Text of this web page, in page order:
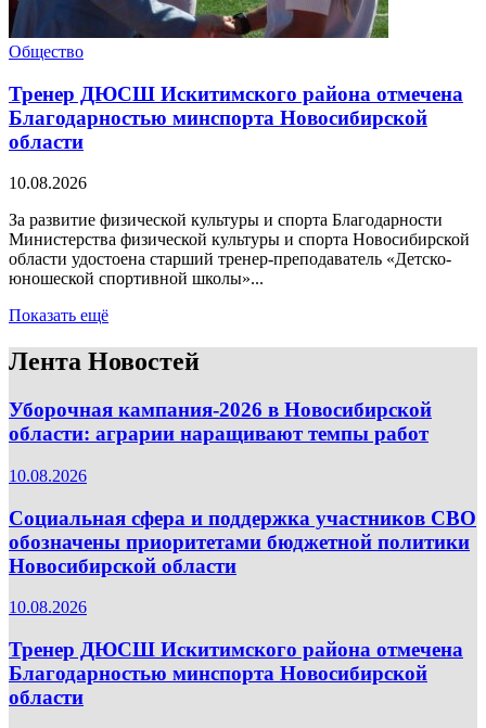
Общество
Тренер ДЮСШ Искитимского района отмечена
Благодарностью минспорта Новосибирской
области
10.08.2026
За развитие физической культуры и спорта Благодарности
Министерства физической культуры и спорта Новосибирской
области удостоена старший тренер-преподаватель «Детско-
юношеской спортивной школы»...
Показать ещё
Лента Новостей
Уборочная кампания‑2026 в Новосибирской
области: аграрии наращивают темпы работ
10.08.2026
Социальная сфера и поддержка участников СВО
обозначены приоритетами бюджетной политики
Новосибирской области
10.08.2026
Тренер ДЮСШ Искитимского района отмечена
Благодарностью минспорта Новосибирской
области